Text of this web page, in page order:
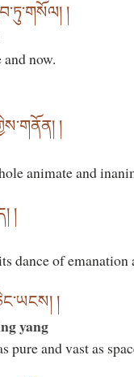
།
now.
།
animate and
།
dance of emanation
།
yang
pure and vast as